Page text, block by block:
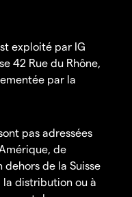
exploité par IG
42 Rue du Rhône,
par la
pas adressées
de
dehors de la Suisse
la distribution ou à